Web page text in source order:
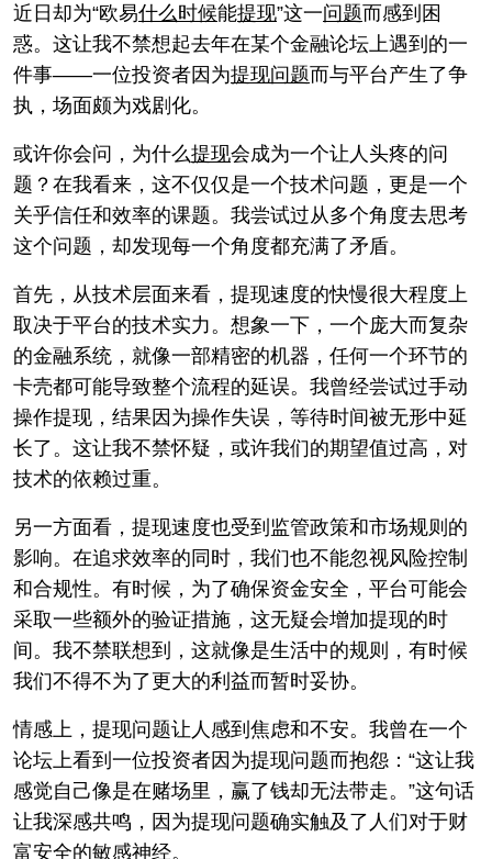
近日却为“欧易什么时候能提现”这一问题而感到困
惑。这让我不禁想起去年在某个金融论坛上遇到的一
件事——一位投资者因为提现问题而与平台产生了争
执，场面颇为戏剧化。
或许你会问，为什么提现会成为一个让人头疼的问
题？在我看来，这不仅仅是一个技术问题，更是一个
关乎信任和效率的课题。我尝试过从多个角度去思考
这个问题，却发现每一个角度都充满了矛盾。
首先，从技术层面来看，提现速度的快慢很大程度上
取决于平台的技术实力。想象一下，一个庞大而复杂
的金融系统，就像一部精密的机器，任何一个环节的
卡壳都可能导致整个流程的延误。我曾经尝试过手动
操作提现，结果因为操作失误，等待时间被无形中延
长了。这让我不禁怀疑，或许我们的期望值过高，对
技术的依赖过重。
另一方面看，提现速度也受到监管政策和市场规则的
影响。在追求效率的同时，我们也不能忽视风险控制
和合规性。有时候，为了确保资金安全，平台可能会
采取一些额外的验证措施，这无疑会增加提现的时
间。我不禁联想到，这就像是生活中的规则，有时候
我们不得不为了更大的利益而暂时妥协。
情感上，提现问题让人感到焦虑和不安。我曾在一个
论坛上看到一位投资者因为提现问题而抱怨：“这让我
感觉自己像是在赌场里，赢了钱却无法带走。”这句话
让我深感共鸣，因为提现问题确实触及了人们对于财
富安全的敏感神经。